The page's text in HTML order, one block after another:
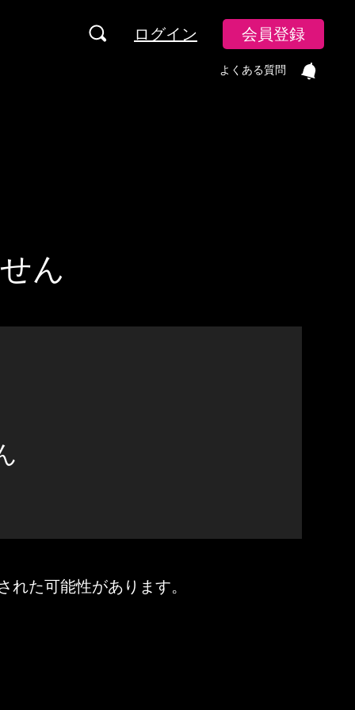
ログイン 会員登録
よくある質問
ん
た可能性があります。